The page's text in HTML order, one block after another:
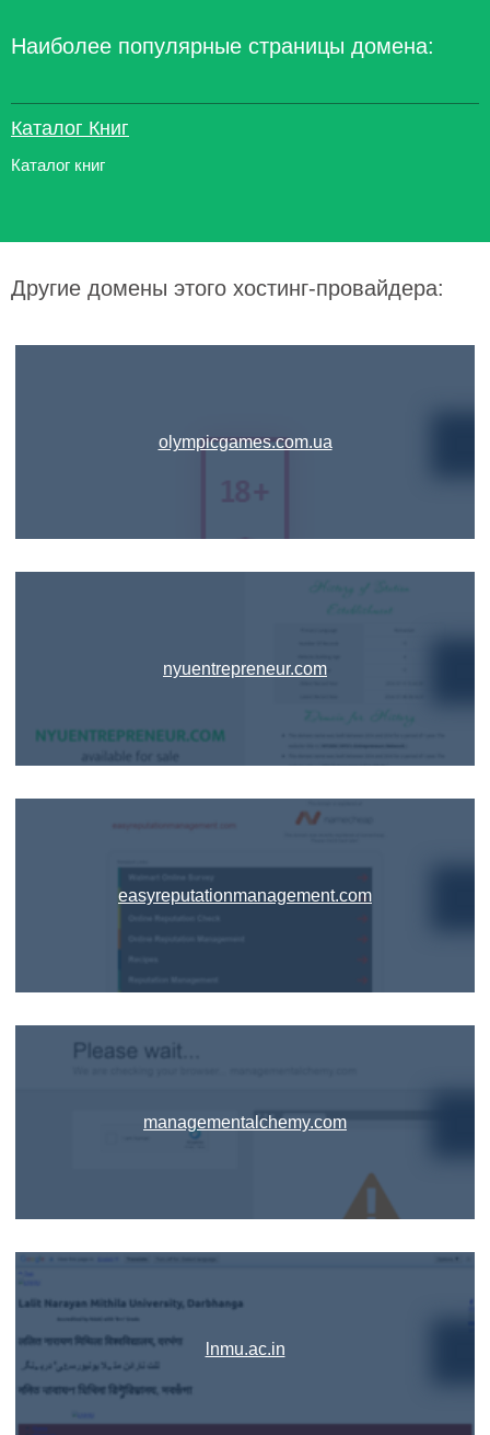
Наиболее популярные страницы домена:
Каталог Книг
Каталог книг
Другие домены этого хостинг-провайдера:
olympicgames.com.ua
nyuentrepreneur.com
easyreputationmanagement.com
managementalchemy.com
lnmu.ac.in